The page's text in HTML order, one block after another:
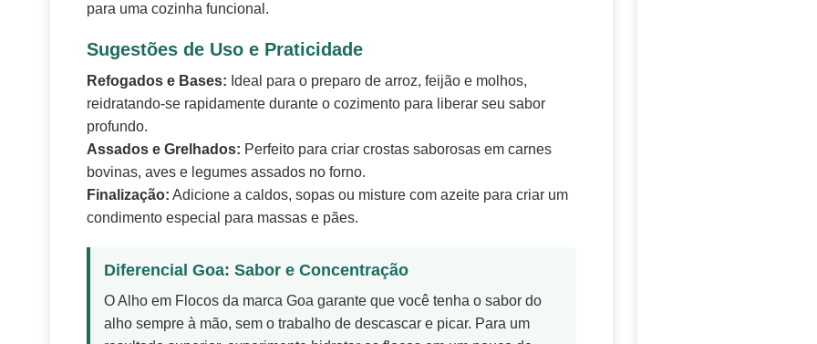
para uma cozinha funcional.
Sugestões de Uso e Praticidade
Refogados e Bases: Ideal para o preparo de arroz, feijão e molhos,
reidratando-se rapidamente durante o cozimento para liberar seu sabor
profundo.
Assados e Grelhados: Perfeito para criar crostas saborosas em carnes
bovinas, aves e legumes assados no forno.
Finalização: Adicione a caldos, sopas ou misture com azeite para criar um
condimento especial para massas e pães.
Diferencial Goa: Sabor e Concentração
O Alho em Flocos da marca Goa garante que você tenha o sabor do
alho sempre à mão, sem o trabalho de descascar e picar. Para um